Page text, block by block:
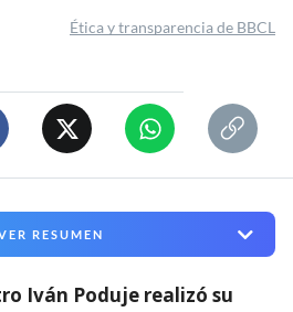
Ética y transparencia de BBCL
RESUMEN
Iván Poduje realizó su